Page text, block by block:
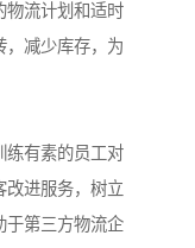
物流计划和适时
，减少库存，为
练有素的员工对
改进服务，树立
于第三方物流企